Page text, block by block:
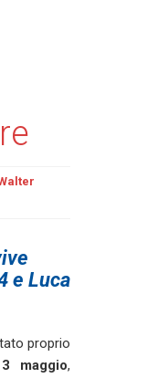
e Luca
proprio
maggio,